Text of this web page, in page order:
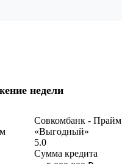
недели
Совкомбанк - Прайм
«Выгодный»
5.0
Сумма кредита